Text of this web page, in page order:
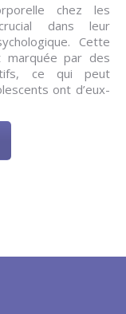
chez les
dans leur
Cette
par des
ce qui peut
ont d’eux-